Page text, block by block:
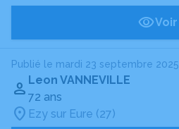
Voir
Publié le mardi 23 septembre 2025
Leon VANNEVILLE
72 ans
Ezy sur Eure (27)